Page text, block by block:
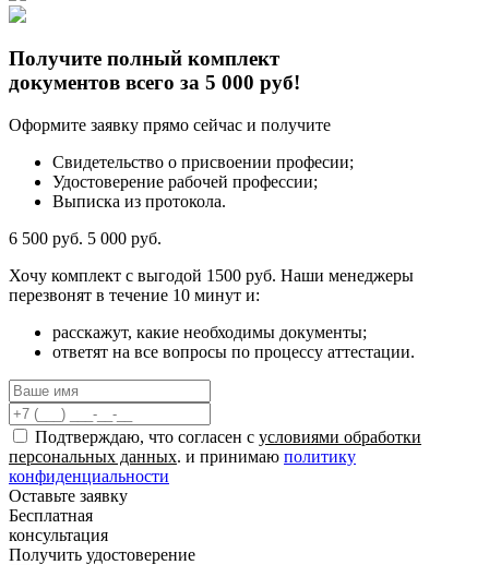
Получите полный комплект
документов всего за 5 000 руб!
Оформите заявку прямо сейчас и получите
Свидетельство о присвоении професии;
Удостоверение рабочей профессии;
Выписка из протокола.
6 500 руб. 5 000 руб.
Хочу комплект с выгодой 1500 руб. Наши менеджеры
перезвонят в течение 10 минут и:
расскажут, какие необходимы документы;
ответят на все вопросы по процессу аттестации.
Подтверждаю, что согласен с условиями обработки
персональных данных. и принимаю политику
конфиденциальности
Оставьте заявку
Бесплатная
консультация
Получить удостоверение